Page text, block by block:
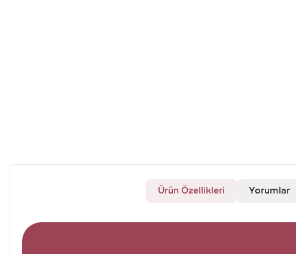
Ürün Özellikleri Yorumlar